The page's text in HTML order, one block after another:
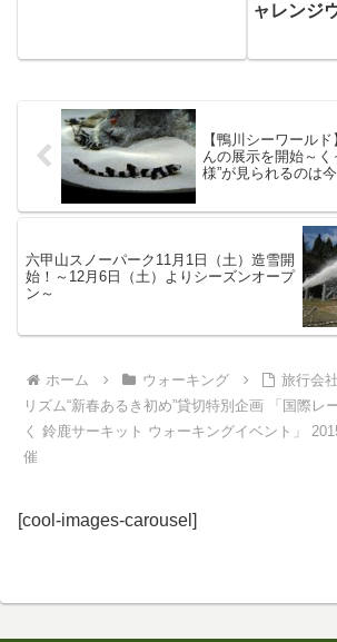
ャレンジ
【鴨川シーワール
んの展示を開始～
様”が見られるのは
六甲山スノーパーク11月1日（土）造雪開
始！～12月6日（土）よりシーズンオープ
ン～
ホーム ウォーキング
旅行会
リズム“新春あるき初め”貸切特別企画 「国際レ
く 鈴鹿サーキット ウォーキングイベント」
催
[cool-images-carousel]